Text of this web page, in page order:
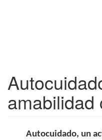
amabilidad
Autocuidado, un